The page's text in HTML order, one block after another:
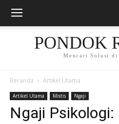
PONDOK
Mencari Solusi
Beranda Artikel Utama
Artikel Utama Mistis Ngaji
Ngaji Psikologi: